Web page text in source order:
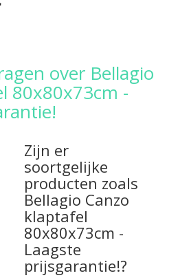
over Bellagio
80x80x73cm -
Zijn er
soortgelijke
producten zoals
Bellagio Canzo
klaptafel
80x80x73cm -
Laagste
prijsgarantie!?